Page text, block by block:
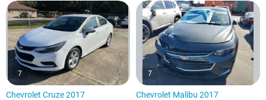
7
Chevrolet Cruze 2017
7
Chevrolet Malibu 2017